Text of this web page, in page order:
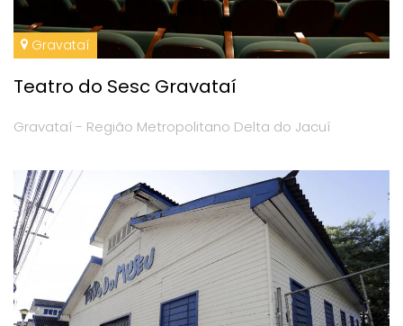
Gravataí
Teatro do Sesc Gravataí
Gravataí - Região Metropolitano Delta do Jacuí